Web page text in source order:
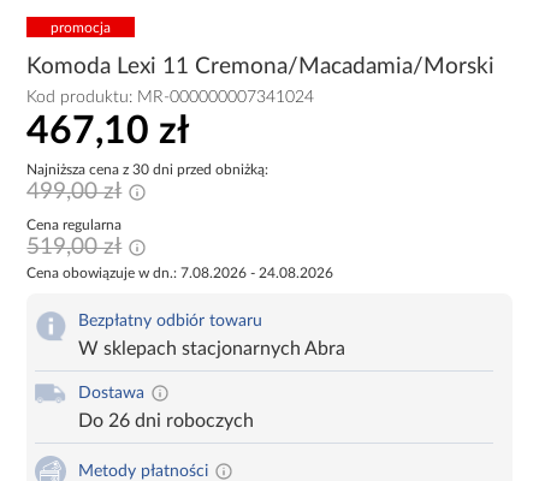
promocja
Komoda Lexi 11 Cremona/Macadamia/Morski
Kod produktu: MR-000000007341024
467,10 zł
Najniższa cena z 30 dni przed obniżką:
499,00 zł
Cena regularna
519,00 zł
Cena obowiązuje w dn.: 7.08.2026 - 24.08.2026
Bezpłatny odbiór towaru
W sklepach stacjonarnych Abra
Dostawa
Do 26 dni roboczych
Metody płatności